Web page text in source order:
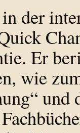
der
Er
wie
und